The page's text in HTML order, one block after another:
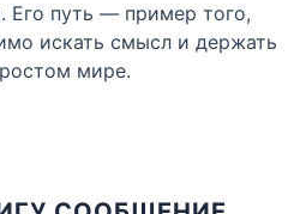
Его путь — пример того,
искать смысл и держать
мире.